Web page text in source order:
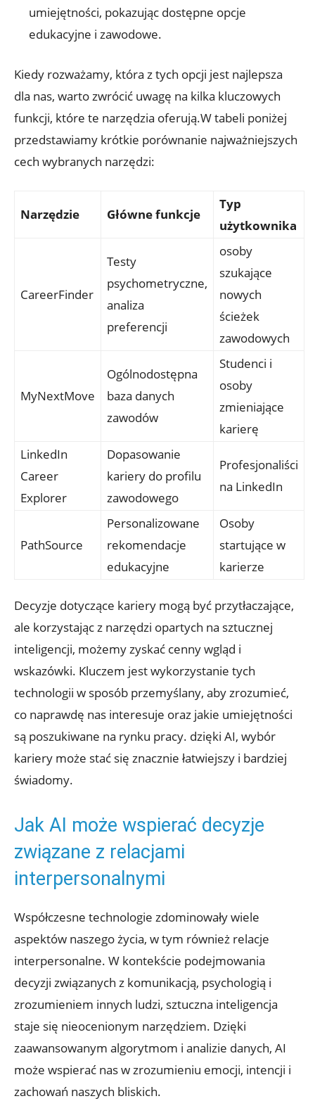
umiejętności,‍ pokazując dostępne ⁢opcje
edukacyjne i​ zawodowe.
Kiedy rozważamy, która z tych opcji jest najlepsza
dla​ nas, ⁣warto zwrócić ‌uwagę na kilka kluczowych
funkcji, które te narzędzia oferują.W tabeli poniżej
przedstawiamy krótkie porównanie najważniejszych⁢
cech wybranych narzędzi:
Narzędzie Główne funkcje
Typ‌
użytkownika
CareerFinder
Testy
psychometryczne,
‍analiza
preferencji
osoby
szukające
⁣nowych
ścieżek
zawodowych
MyNextMove
Ogólnodostępna
baza danych
zawodów
Studenci⁢ i
osoby
zmieniające
karierę
LinkedIn
Career⁣
Explorer
Dopasowanie
kariery do profilu
zawodowego
Profesjonaliści
na⁣ LinkedIn
PathSource
Personalizowane
⁣rekomendacje⁣
edukacyjne
Osoby
startujące w
karierze
Decyzje dotyczące kariery mogą być przytłaczające,
ale korzystając ‍z‌ narzędzi opartych⁤ na sztucznej
inteligencji, możemy ‍zyskać ⁤cenny wgląd⁣ i
wskazówki. Kluczem‌ jest wykorzystanie tych
technologii w sposób przemyślany, aby zrozumieć,
co naprawdę⁢ nas interesuje oraz jakie umiejętności
są poszukiwane na rynku ‌pracy. dzięki AI, wybór
‌kariery może stać się znacznie łatwiejszy i bardziej
świadomy.
Jak AI może⁤ wspierać decyzje⁤
związane z​ relacjami
interpersonalnymi
Współczesne technologie zdominowały wiele‌
aspektów​ naszego życia, w tym również relacje
‌interpersonalne. W⁣ kontekście podejmowania
decyzji związanych z komunikacją, psychologią i
zrozumieniem innych ludzi, sztuczna inteligencja
staje się nieocenionym narzędziem. Dzięki
zaawansowanym algorytmom i analizie danych, AI
⁢może wspierać nas w zrozumieniu emocji, intencji i
zachowań naszych bliskich.